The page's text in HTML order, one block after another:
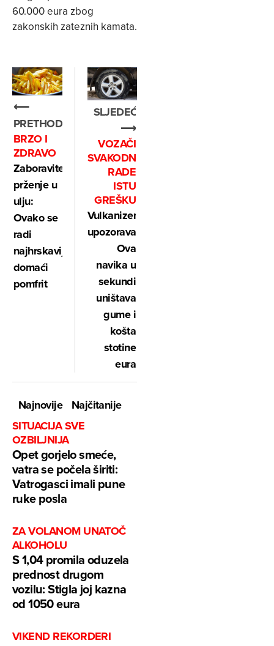
60.000 eura zbog
zakonskih zateznih kamata.
⟵
PRETHODNO
BRZO I
ZDRAVO
Zaboravite
prženje u
ulju:
Ovako se
radi
najhrskaviji
domaći
pomfrit
SLJEDEĆE
⟶
VOZAČI
SVAKODNEVNO
RADE
ISTU
GREŠKU
Vulkanizer
upozorava:
Ova
navika u
sekundi
uništava
gume i
košta
stotine
eura
Najnovije
Najčitanije
SITUACIJA SVE
OZBILJNIJA
Opet gorjelo smeće,
vatra se počela širiti:
Vatrogasci imali pune
ruke posla
ZA VOLANOM UNATOČ
ALKOHOLU
S 1,04 promila oduzela
prednost drugom
vozilu: Stigla joj kazna
od 1050 eura
VIKEND REKORDERI